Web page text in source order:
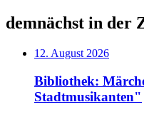
demnächst in der
12. August 2026
Bibliothek:
Stadtmusikanten"